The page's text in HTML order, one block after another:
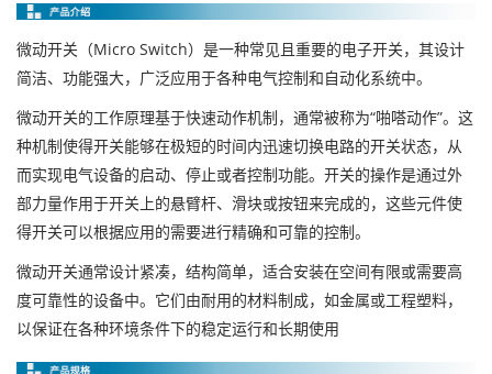
微动开关（Micro Switch）是一种常见且重要的电子开关，其设计
简洁、功能强大，广泛应用于各种电气控制和自动化系统中。
微动开关的工作原理基于快速动作机制，通常被称为“啪嗒动作”。这
种机制使得开关能够在极短的时间内迅速切换电路的开关状态，从
而实现电气设备的启动、停止或者控制功能。开关的操作是通过外
部力量作用于开关上的悬臂杆、滑块或按钮来完成的，这些元件使
得开关可以根据应用的需要进行精确和可靠的控制。
微动开关通常设计紧凑，结构简单，适合安装在空间有限或需要高
度可靠性的设备中。它们由耐用的材料制成，如金属或工程塑料，
以保证在各种环境条件下的稳定运行和长期使用